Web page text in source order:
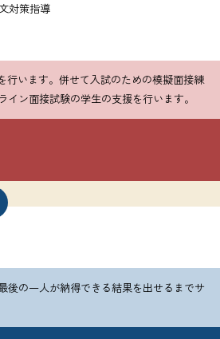
対策指導
行います。併せて入試のための模擬面接練
イン面接試験の学生の支援を行います。
後の一人が納得できる結果を出せるまでサ